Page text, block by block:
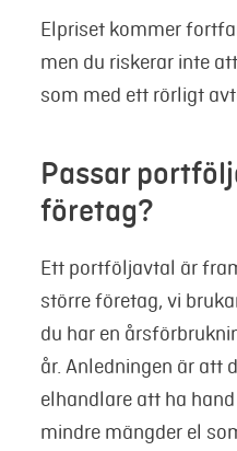
Elpriset kommer
men du riskerar inte
som med ett rörligt
Passar
företag?
Ett portföljavtal är
större företag, vi
du har en
år. Anledningen är att
elhandlare att ha
mindre mängder el